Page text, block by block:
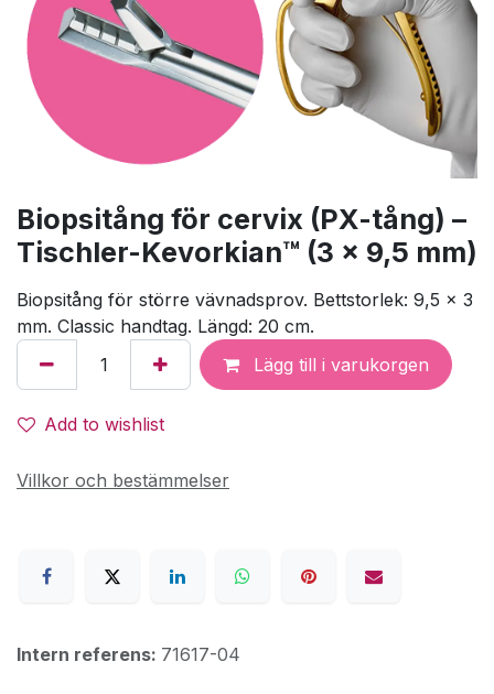
Biopsitång för cervix (PX-tång) –
Tischler-Kevorkian™ (3 x 9,5 mm)
Biopsitång för större vävnadsprov. Bettstorlek: 9,5 × 3
mm. Classic handtag. Längd: 20 cm.
Lägg till i varukorgen
Add to wishlist
Villkor och bestämmelser
Intern referens: 71617-04